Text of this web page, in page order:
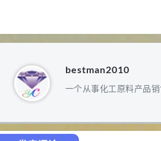
bestman2010
一个从事化工原料产品